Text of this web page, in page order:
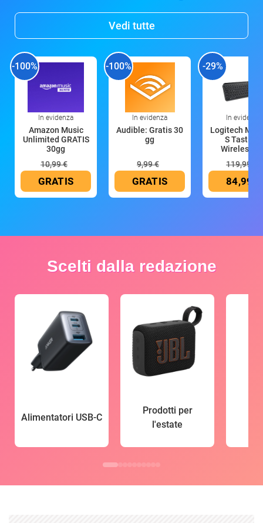
Vedi tutte
-100%
In evidenza
Amazon Music
Unlimited GRATIS
30gg
10,99 €
GRATIS
-100%
In evidenza
Audible: Gratis 30
gg
9,99 €
GRATIS
-29%
In evidenza
Logitech MX
S Tastiera
Wireless
119,99 €
84,99 €
Scelti dalla redazione
Alimentatori USB-C
Prodotti per
l'estate